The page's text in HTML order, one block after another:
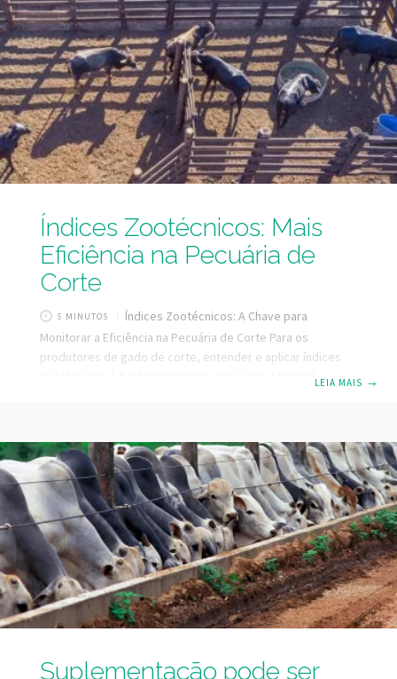
no ranking mundial, com bastante potencial para produção
que vem aumentando gradativamente. Isso se dá graças
aos produtores que investem
Índices Zootécnicos: Mais
Eficiência na Pecuária de
Corte
5 MINUTOS
Índices Zootécnicos: A Chave para
Monitorar a Eficiência na Pecuária de Corte Para os
produtores de gado de corte, entender e aplicar índices
zootécnicos é fundamental para gerenciar a fazenda de
se indispensáveis para quem busca maximizar a
produtividade e a rentabilidade da produção. Ao longo
deste conteúdo, exploraremos os principais índices
zootécnicos e como aplicá-los na gestão do
LEIA MAIS →
Suplementação pode ser